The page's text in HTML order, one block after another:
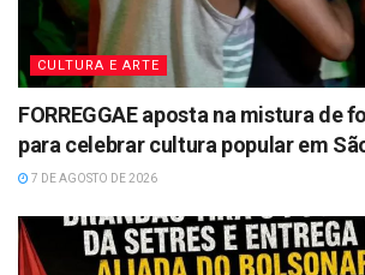
CULTURA E ARTE
FORREGGAE aposta na mistura de
para celebrar cultura popular em
7 DE AGOSTO DE 2026